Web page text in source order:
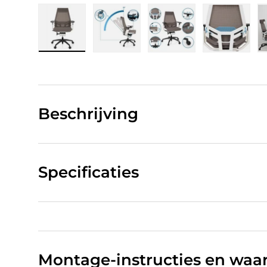
Beschrijving
Specificaties
Montage-instructies en